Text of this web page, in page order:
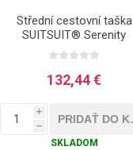
Střední cestovní taška
SUITSUIT® Serenity
Whisper White - bílá - 36
132,44 €
i
h
SKLADOM